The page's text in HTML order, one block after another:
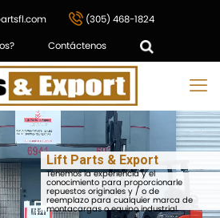
(305) 468-1824
Contáctenos
Lift Parts & Export
Tenemos la experiencia y el
conocimiento para proporcionarle
repuestos originales y / o de
reemplazo para cualquier marca de
montacargas o equipo industrial.